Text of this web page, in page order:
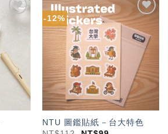
-12%
「願
望輕
單」
NTU 圖鑑貼紙－台大特色